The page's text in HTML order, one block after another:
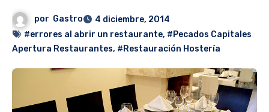
por Gastro
4 diciembre, 2014
#errores al abrir un restaurante, #Pecados Capitales
Apertura Restaurantes, #Restauración Hostería